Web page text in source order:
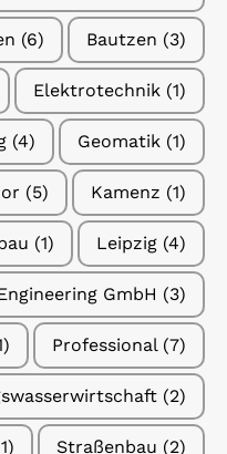
(6) Baut­zen (3)
Elek­tro­tech­nik (1)
(4) Geo­ma­tik (1)
(5) Kamenz (1)
(1) Leip­zig (4)
GmbH (3)
Pro­fes­sio­nal (7)
(2)
Stra­ßen­bau (2)